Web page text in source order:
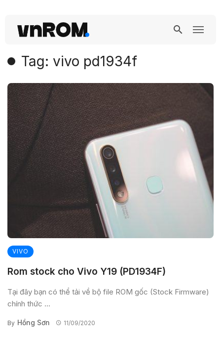
Tag: vivo pd1934f
VIVO
Rom stock cho Vivo Y19 (PD1934F)
Tại đây bạn có thể tải về bộ file ROM gốc (Stock Firmware)
chính thức ...
By Hồng Sơn 11/09/2020